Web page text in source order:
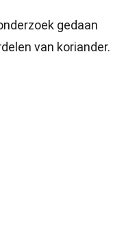
gedaan
van koriander.